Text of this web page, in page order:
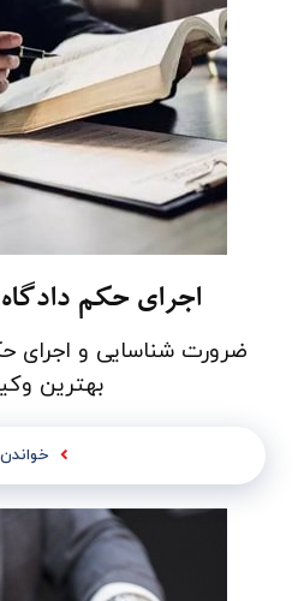
اجرای حکم
ضرورت شناسایی و اجرای
بهترین